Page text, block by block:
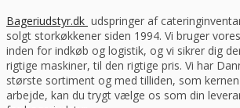
Bageriudstyr.dk udspringer af
solgt storkøkkener siden 1994. Vi bruger
inden for indkøb og logistik, og vi sikrer dig
rigtige maskiner, til den rigtige pris. Vi har
største sortiment og med tilliden, som
arbejde, kan du trygt vælge os som din